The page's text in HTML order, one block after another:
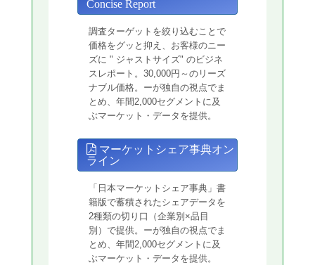
Concise Report
調査ターゲットを絞り込むことで
価格をグッと抑え、お客様のニー
ズに " ジャストサイズ" のビジネ
スレポート。30,000円～のリーズ
ナブル価格。ーが独自の視点でま
とめ、年間2,000セグメントに及
ぶマーケット・データを提供。
マーケットシェア事典オン
ライン
「日本マーケットシェア事典」書
籍版で蓄積されたシェアデータを
2種類の切り口（企業別×品目
別）で提供。ーが独自の視点でま
とめ、年間2,000セグメントに及
ぶマーケット・データを提供。